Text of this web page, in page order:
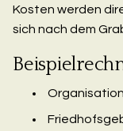
Kosten werden
sich nach dem